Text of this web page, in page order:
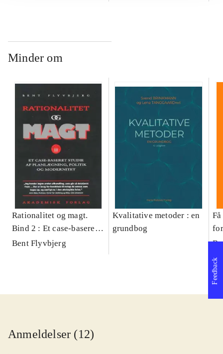
Minder om
Rationalitet og magt.
Bind 2 : Et case-baseret
studie af planlægning,
Bent Flyvbjerg
Kvalitative metoder : en
grundbog
Anmeldelser (12)
Feedback